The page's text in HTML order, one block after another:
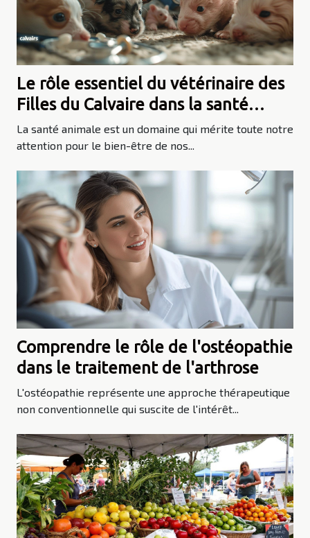
Le rôle essentiel du vétérinaire des
Filles du Calvaire dans la santé
animale
La santé animale est un domaine qui mérite toute notre
attention pour le bien-être de nos...
Comprendre le rôle de l'ostéopathie
dans le traitement de l'arthrose
L'ostéopathie représente une approche thérapeutique
non conventionnelle qui suscite de l'intérêt...